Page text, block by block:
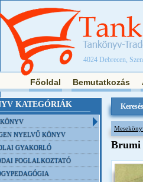
4024 Debrecen,
Főoldal Bemutatkozás
KATEGÓRIÁK
NYELVŰ KÖNYV
GYAKORLÓ
FOGLALKOZTATÓ
Brumi